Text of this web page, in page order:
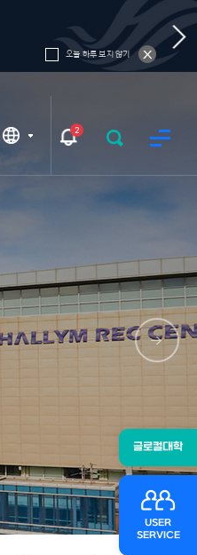
오늘 하루 보지 않기
2
글로컬대학
USER
SERVICE